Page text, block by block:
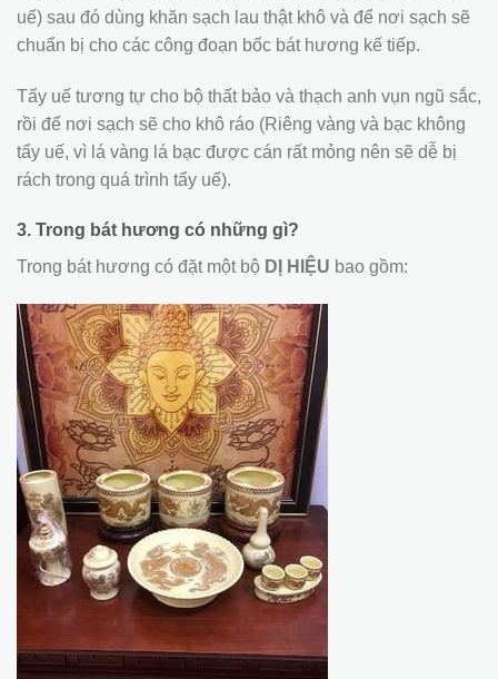
uế) sau đó dùng khăn sạch lau thật khô và để nơi sạch sẽ
chuẩn bị cho các công đoạn bốc bát hương kế tiếp.
Tẩy uế tương tự cho bộ thất bảo và thạch anh vụn ngũ sắc,
rồi để nơi sạch sẽ cho khô ráo (Riêng vàng và bạc không
tẩy uế, vì lá vàng lá bạc được cán rất mỏng nên sẽ dễ bị
rách trong quá trình tẩy uế).
3. Trong bát hương có những gì?
Trong bát hương có đặt một bộ DỊ HIỆU bao gồm: